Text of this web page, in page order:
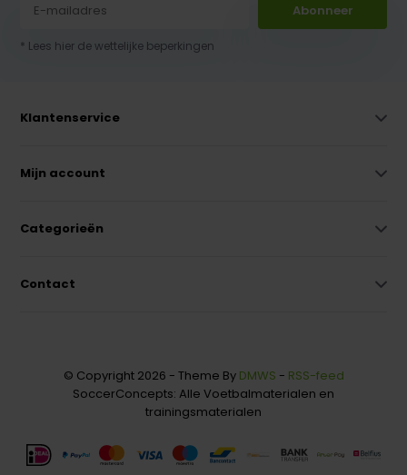
Abonneer
* Lees hier de wettelijke beperkingen
Klantenservice
Mijn account
Categorieën
Contact
© Copyright 2026 - Theme By DMWS - RSS-feed
SoccerConcepts: Alle Voetbalmaterialen en
trainingsmaterialen